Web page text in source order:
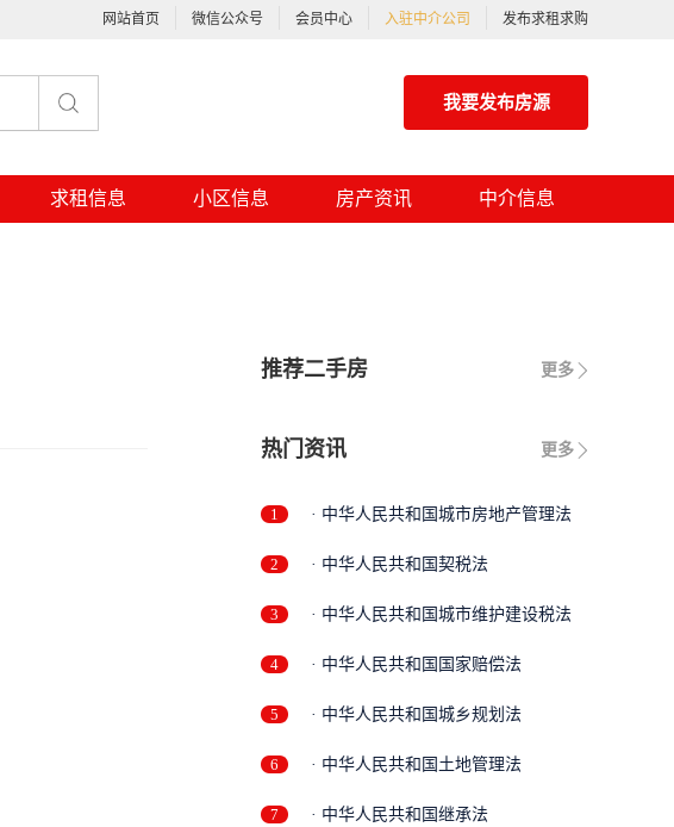
网站首页 微信公众号 会员中心 入驻中介公司 发布求租求购
我要发布房源
求租信息 小区信息 房产资讯 中介信息
更多
推荐二手房
更多
热门资讯
1 · 中华人民共和国城市房地产管理法
2 · 中华人民共和国契税法
3 · 中华人民共和国城市维护建设税法
4 · 中华人民共和国国家赔偿法
5 · 中华人民共和国城乡规划法
6 · 中华人民共和国土地管理法
7 · 中华人民共和国继承法